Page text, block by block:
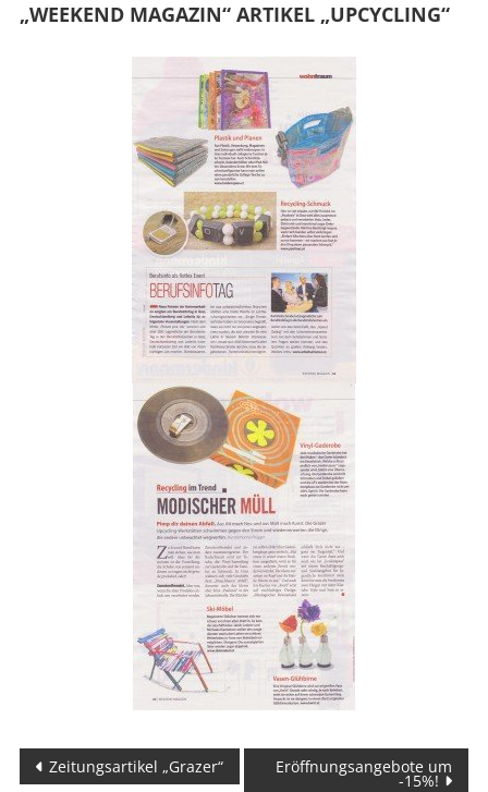
„WEEKEND MAGAZIN“ ARTIKEL „UPCYCLING“
Beitragsnavigation
Zeitungsartikel „Grazer“ Eröffnungsangebote um
-15%!